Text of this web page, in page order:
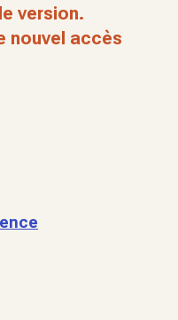
version.
nouvel accès